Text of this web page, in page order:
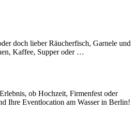
doch lieber Räucherfisch, Garnele und
Kaffee, Supper oder …
ob Hochzeit, Firmenfest oder
Ihre Eventlocation am Wasser in Berlin!